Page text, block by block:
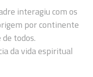
interagiu com os
por continente
todos.
da vida espiritual